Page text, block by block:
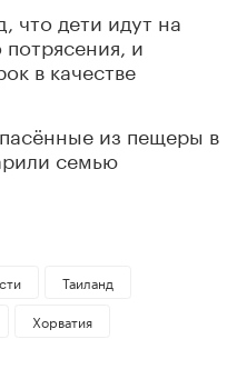
что дети идут на
и
в качестве
из пещеры в
семью
Таиланд
Хорватия